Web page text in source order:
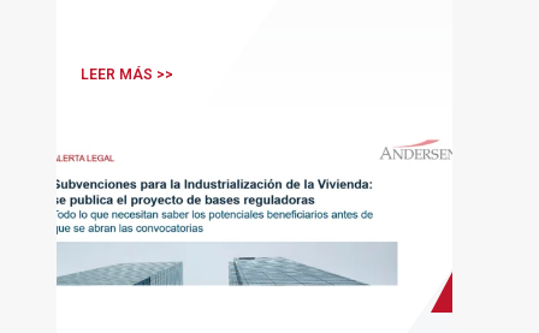
asistencia, complementos de
LEER MÁS >>